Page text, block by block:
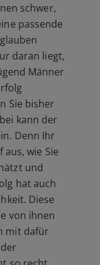
schwer,
passende
daran liegt,
Männer
Sie bisher
kann der
Denn Ihr
wie Sie
und
hat auch
Diese
von ihnen
mit dafür